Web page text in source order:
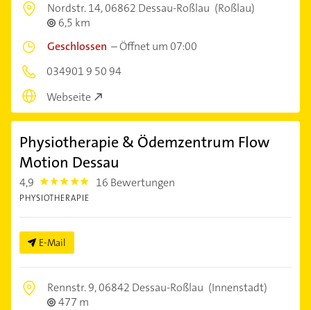
Nordstr. 14,06862 Dessau-Roßlau (Roßlau)
6,5 km
Geschlossen –Öffnet um 07:00
034901 9 50 94
Webseite
Physiotherapie & Ödemzentrum Flow
Motion Dessau
4,9 4.9 16 Bewertungen
PHYSIOTHERAPIE
E-Mail
Rennstr. 9,06842 Dessau-Roßlau (Innenstadt)
477 m